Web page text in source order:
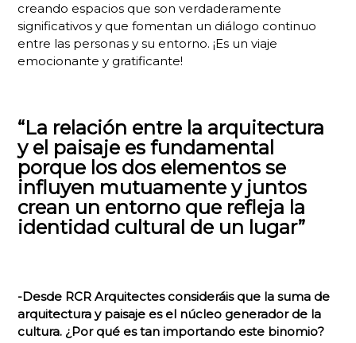
creando espacios que son verdaderamente
significativos y que fomentan un diálogo continuo
entre las personas y su entorno. ¡Es un viaje
emocionante y gratificante!
“La relación entre la arquitectura
y el paisaje es fundamental
porque los dos elementos se
influyen mutuamente y juntos
crean un entorno que refleja la
identidad cultural de un lugar”
-Desde RCR Arquitectes consideráis que la suma de
arquitectura y paisaje es el núcleo generador de la
cultura. ¿Por qué es tan importando este binomio?